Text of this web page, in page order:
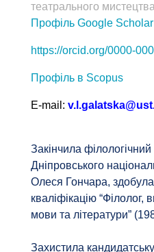
театрального
Профіль Google Scholar
https://orcid.org/0000-
Профіль в Scopus
Е-mail:
Закінчила
Дніпровського
Олеся Гончара,
кваліфікацію “Філолог,
мови та літератури”
Захистила